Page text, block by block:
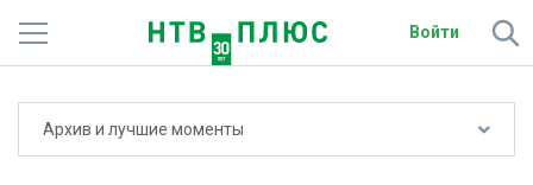
Войти
Архив и лучшие моменты